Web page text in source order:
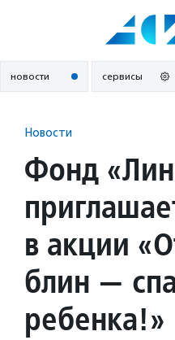
новости сервисы
Новости
Фонд
в акции
блин —
ребенка!»